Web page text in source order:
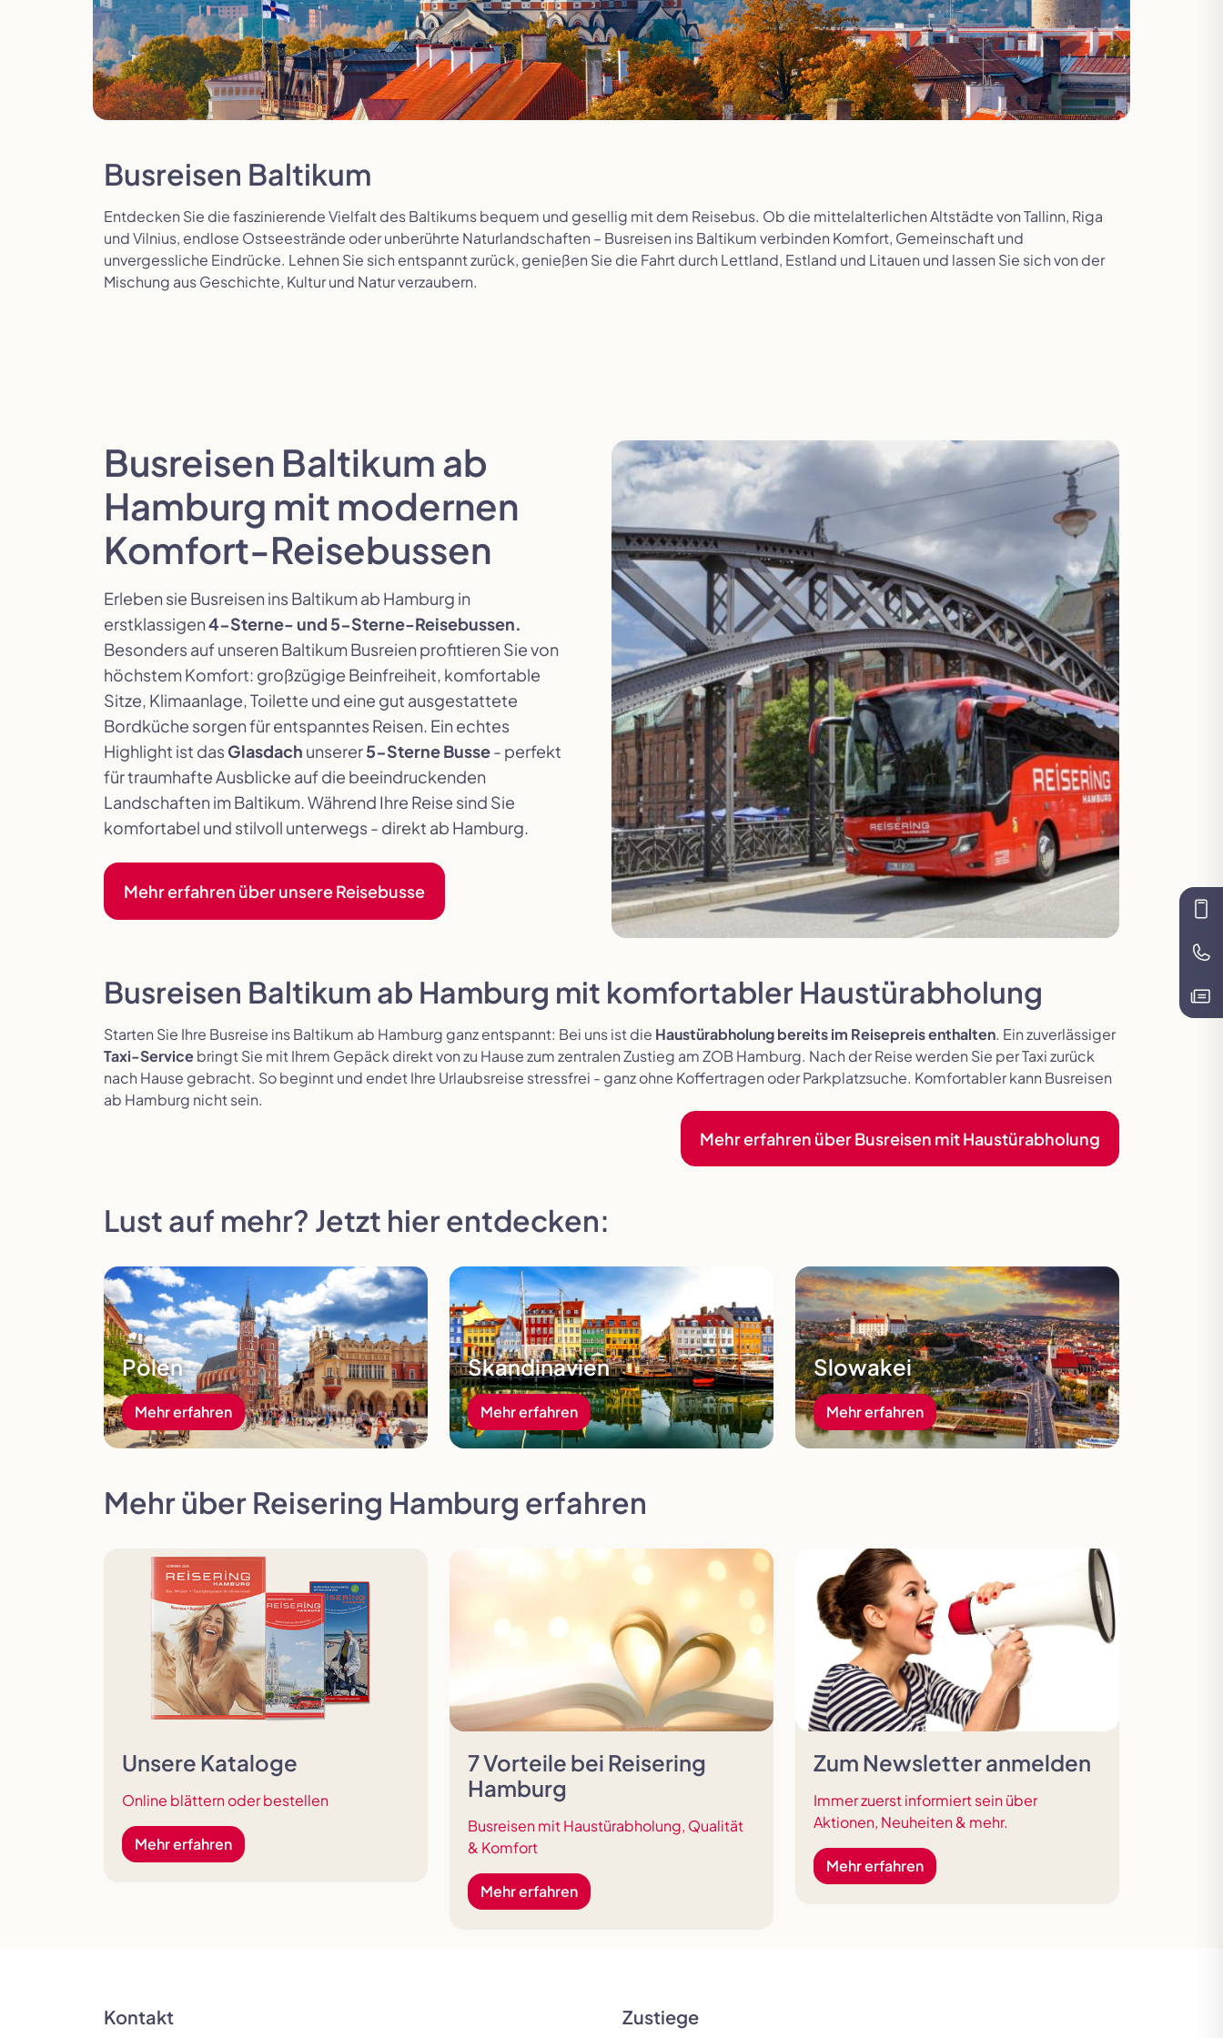
Slowenien Spanien Tschechien
Busreisen Baltikum
Entdecken Sie die faszinierende Vielfalt des Baltikums bequem und gesellig mit dem Reisebus. Ob die mittelalterlichen Altstädte von Tallinn, Riga
und Vilnius, endlose Ostseestrände oder unberührte Naturlandschaften – Busreisen ins Baltikum verbinden Komfort, Gemeinschaft und
unvergessliche Eindrücke. Lehnen Sie sich entspannt zurück, genießen Sie die Fahrt durch Lettland, Estland und Litauen und lassen Sie sich von der
Mischung aus Geschichte, Kultur und Natur verzaubern.
Busreisen Baltikum ab
Hamburg mit modernen
Komfort-Reisebussen
Erleben sie Busreisen ins Baltikum ab Hamburg in
erstklassigen4-Sterne- und 5-Sterne-Reisebussen.
Besonders auf unseren Baltikum Busreien profitieren Sie von
höchstem Komfort: großzügige Beinfreiheit, komfortable
Sitze, Klimaanlage, Toilette und eine gut ausgestattete
Bordküche sorgen für entspanntes Reisen. Ein echtes
Highlight ist dasGlasdach unserer5-Sterne Busse- perfekt
für traumhafte Ausblicke auf die beeindruckenden
Landschaften im Baltikum. Während Ihre Reise sind Sie
komfortabel und stilvoll unterwegs - direkt ab Hamburg.
Mehr erfahren über unsere Reisebusse
Busreisen Baltikum ab Hamburg mit komfortabler Haustürabholung
Starten Sie Ihre Busreise ins Baltikum ab Hamburg ganz entspannt: Bei uns ist die Haustürabholung bereits im Reisepreis enthalten. Ein zuverlässiger
Taxi-Servicebringt Sie mit Ihrem Gepäck direkt von zu Hause zum zentralen Zustieg am ZOB Hamburg. Nach der Reise werden Sie per Taxi zurück
nach Hause gebracht. So beginnt und endet Ihre Urlaubsreise stressfrei - ganz ohne Koffertragen oder Parkplatzsuche. Komfortabler kann Busreisen
ab Hamburg nicht sein.
Mehr erfahren über Busreisen mit Haustürabholung
Lust auf mehr? Jetzt hier entdecken:
Mehr erfahren
Polen
Mehr erfahren
Mehr erfahren
Skandinavien
Mehr erfahren
Mehr erfahren
Slowakei
Mehr erfahren
Mehr über Reisering Hamburg erfahren
Unsere Kataloge
Online blättern oder bestellen
Mehr erfahren
7 Vorteile bei Reisering
Hamburg
Busreisen mit Haustürabholung, Qualität
& Komfort
Mehr erfahren
Zum Newsletter anmelden
Immer zuerst informiert sein über
Aktionen, Neuheiten & mehr.
Mehr erfahren
Kontakt Zustiege